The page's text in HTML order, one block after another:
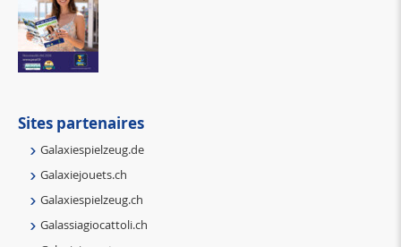
Sites partenaires
Galaxiespielzeug.de
Galaxiejouets.ch
Galaxiespielzeug.ch
Galassiagiocattoli.ch